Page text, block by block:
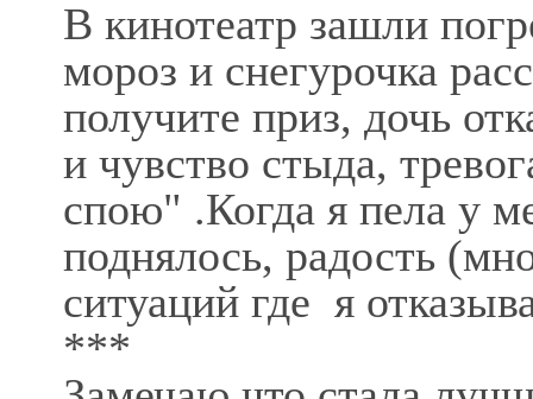
В кинотеатр зашли
мороз и снегурочка
получите приз, дочь
и чувство стыда,
спою" .Когда я пела у
поднялось, радость
ситуаций где я
***